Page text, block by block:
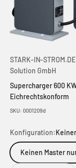
STARK-IN-
Solution GmbH
Supercharger 600
Eichrechtskonform
SKU: 0001209d
Konfiguration:
Keinen Master